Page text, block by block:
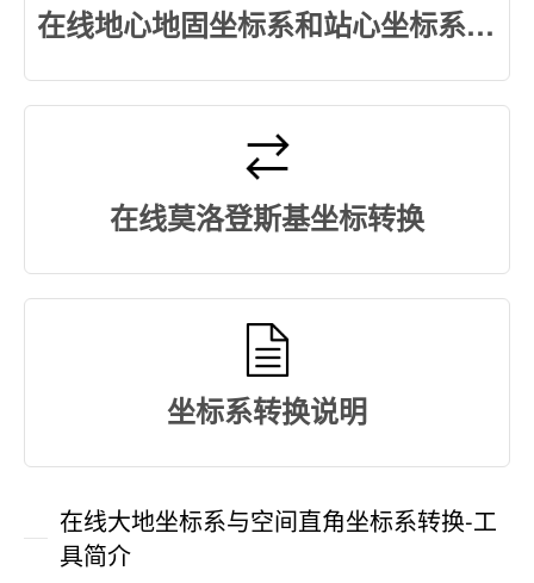
在线地心地固坐标系和站心坐标系转换
在线莫洛登斯基坐标转换
坐标系转换说明
在线大地坐标系与空间直角坐标系转换-工
具简介